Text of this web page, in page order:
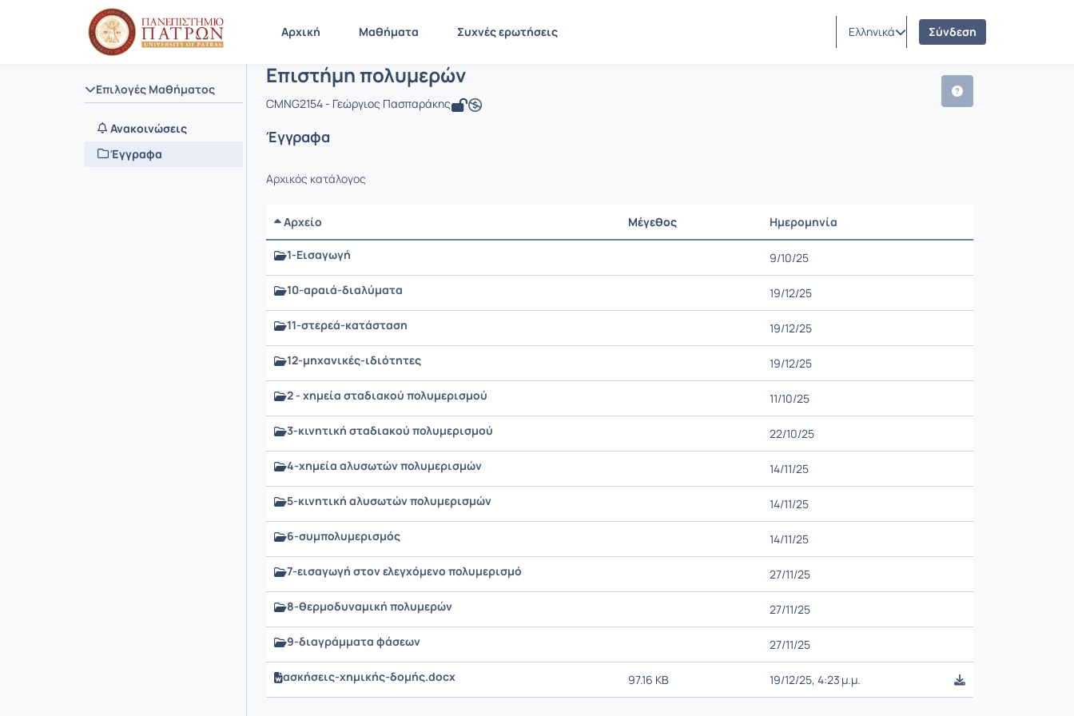
Αρχική Μαθήματα Συχνές ερωτήσεις Ελληνικά Σύνδεση
Επιλογές Μαθήματος
Ανακοινώσεις
Έγγραφα
Αρχική Σελίδα Επιστήμη πολυμερών Έγγραφα
Μάθημα : Επιστήμη πολυμερών
Κωδικός : CMNG2154
Επιστήμη πολυμερών
CMNG2154 - Γεώργιος Πασπαράκης
Έγγραφα
Αρχικός κατάλογος
Αρχείο Μέγεθος Ημερομηνία
1-Εισαγωγή
9/10/25
10-αραιά-διαλύματα 19/12/25
11-στερεά-κατάσταση 19/12/25
12-μηχανικές-ιδιότητες 19/12/25
2 - χημεία σταδιακού πολυμερισμού 11/10/25
3-κινητική σταδιακού πολυμερισμού 22/10/25
4-χημεία αλυσωτών πολυμερισμών 14/11/25
5-κινητική αλυσωτών πολυμερισμών 14/11/25
6-συμπολυμερισμός 14/11/25
7-εισαγωγή στον ελεγχόμενο πολυμερισμό 27/11/25
8-θερμοδυναμική πολυμερών 27/11/25
9-διαγράμματα φάσεων 27/11/25
ασκήσεις-χημικής-δομής.docx 97.16 KB 19/12/25, 4:23 μ.μ.